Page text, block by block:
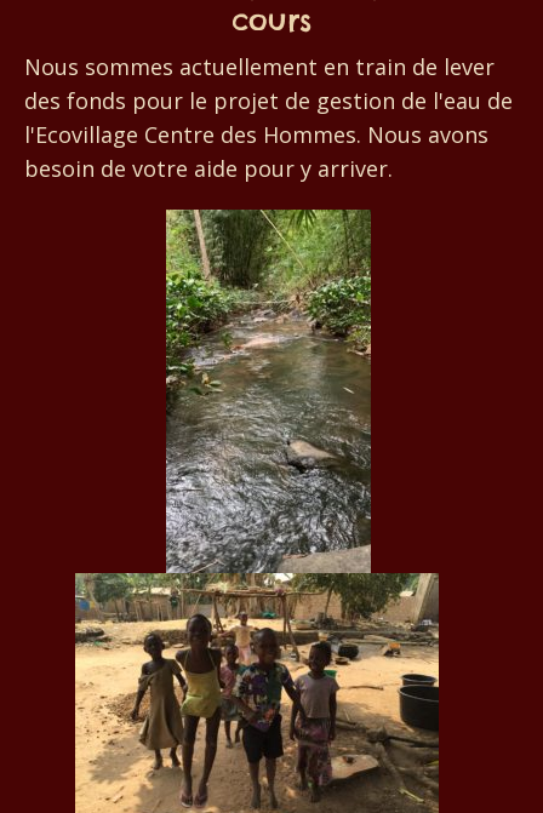
cours
Nous sommes actuellement en train de lever
des fonds pour le projet de gestion de l'eau de
l'Ecovillage Centre des Hommes. Nous avons
besoin de votre aide pour y arriver.